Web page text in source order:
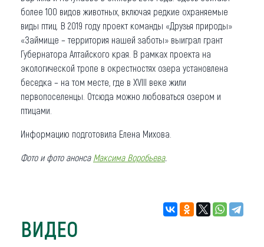
более 100 видов животных, включая редкие охраняемые
виды птиц. В 2019 году проект команды «Друзья природы»
«Займище – территория нашей заботы» выиграл грант
Губернатора Алтайского края. В рамках проекта на
экологической тропе в окрестностях озера установлена
беседка – на том месте, где в XVIII веке жили
первопоселенцы. Отсюда можно любоваться озером и
птицами.
Информацию подготовила Елена Михова.
Фото и фото анонса Максима Воробьева.
ВИДЕО